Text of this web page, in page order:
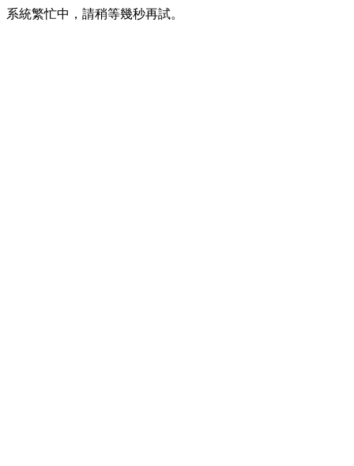
系統繁忙中，請稍等幾秒再試。